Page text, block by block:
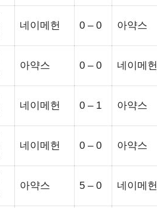
네이메헌 0 – 0 아약스
아약스 0 – 0 네이메헌
네이메헌 0 – 1 아약스
네이메헌 0 – 0 아약스
아약스 5 – 0 네이메헌